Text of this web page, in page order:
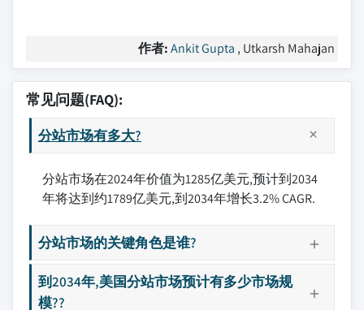
作者:Ankit Gupta , Utkarsh Mahajan
常见问题(FAQ):
分站市场有多大?
分站市场在2024年价值为1285亿美元,预计到2034
年将达到约1789亿美元,到2034年增长3.2% CAGR.
分站市场的关键角色是谁?
到2034年,美国分站市场预计有多少市场规
模??